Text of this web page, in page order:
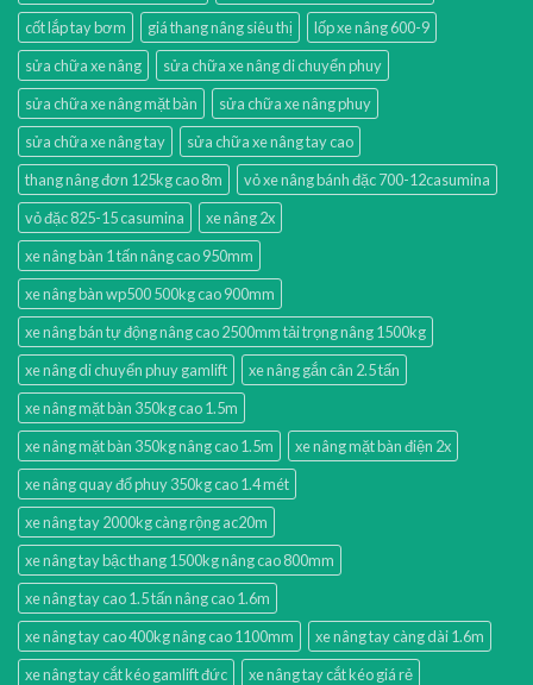
cốt lắp tay bơm
giá thang nâng siêu thị
lốp xe nâng 600-9
sửa chữa xe nâng
sửa chữa xe nâng di chuyển phuy
sửa chữa xe nâng mặt bàn
sửa chữa xe nâng phuy
sửa chữa xe nâng tay
sửa chữa xe nâng tay cao
thang nâng đơn 125kg cao 8m
vỏ xe nâng bánh đặc 700-12casumina
vỏ đặc 825-15 casumina
xe nâng 2x
xe nâng bàn 1 tấn nâng cao 950mm
xe nâng bàn wp500 500kg cao 900mm
xe nâng bán tự động nâng cao 2500mm tải trọng nâng 1500kg
xe nâng di chuyển phuy gamlift
xe nâng gắn cân 2.5 tấn
xe nâng mặt bàn 350kg cao 1.5m
xe nâng mặt bàn 350kg nâng cao 1.5m
xe nâng mặt bàn điện 2x
xe nâng quay đổ phuy 350kg cao 1.4 mét
xe nâng tay 2000kg càng rộng ac20m
xe nâng tay bậc thang 1500kg nâng cao 800mm
xe nâng tay cao 1.5 tấn nâng cao 1.6m
xe nâng tay cao 400kg nâng cao 1100mm
xe nâng tay càng dài 1.6m
xe nâng tay cắt kéo gamlift đức
xe nâng tay cắt kéo giá rẻ